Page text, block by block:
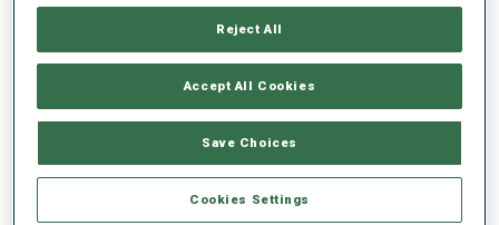
TIR DEBOUT 77%
TENDANCE DES PERFORMANCES
Reject All
Accept All Cookies
Save Choices
Cookies Settings